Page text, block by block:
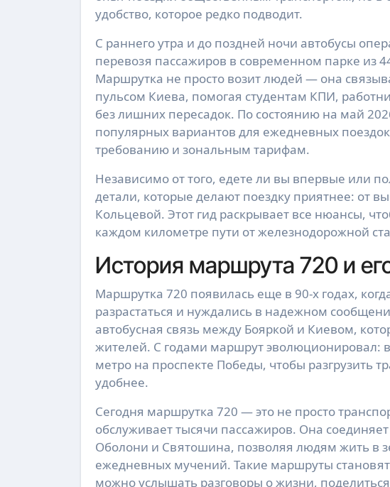
удобство, которое редко подводит.
С раннего утра и до поздней ночи автобусы
перевозя пассажиров в современном парке из
Маршрутка не просто возит людей — она
пульсом Киева, помогая студентам КПИ,
без лишних пересадок. По состоянию на май
популярных вариантов для ежедневных
требованию и зональным тарифам.
Независимо от того, едете ли вы впервые или
детали, которые делают поездку приятнее: от
Кольцевой. Этот гид раскрывает все нюансы,
каждом километре пути от железнодорожной
История маршрута 720 и
Маршрутка 720 появилась еще в 90-х годах,
разрастаться и нуждались в надежном
автобусная связь между Бояркой и Киевом,
жителей. С годами маршрут эволюционировал:
метро на проспекте Победы, чтобы разгрузить
удобнее.
Сегодня маршрутка 720 — это не просто
обслуживает тысячи пассажиров. Она
Оболони и Святошина, позволяя людям жить в
ежедневных мучений. Такие маршруты
можно услышать разговоры о жизни,